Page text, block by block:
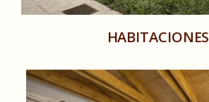
HABITACIONES